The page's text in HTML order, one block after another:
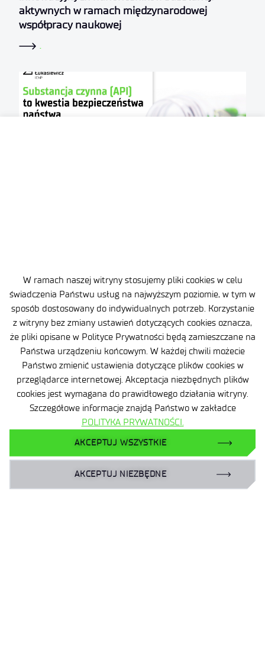
W ramach naszej witryny stosujemy pliki cookies w celu
świadczenia Państwu usług na najwyższym poziomie, w tym w
sposób dostosowany do indywidualnych potrzeb. Korzystanie
z witryny bez zmiany ustawień dotyczących cookies oznacza,
że pliki opisane w Polityce Prywatności będą zamieszczane na
Państwa urządzeniu końcowym. W każdej chwili możecie
Państwo zmienić ustawienia dotyczące plików cookies w
przeglądarce internetowej. Akceptacja niezbędnych plików
cookies jest wymagana do prawidłowego działania witryny.
Szczegółowe informacje znajdą Państwo w zakładce
POLITYKA PRYWATNOŚCI.
AKCEPTUJ WSZYSTKIE
AKCEPTUJ NIEZBĘDNE
aktywnych w ramach międzynarodowej
współpracy naukowej
.
Klauzula informacyjna
Deklaracja dostępności
Polityka prywatności
Plan równości płci | GEP